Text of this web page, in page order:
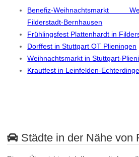
Benefiz-Weihnachtsmarkt
Filderstadt-Bernhausen
Frühlingsfest Plattenhardt in
Dorffest in Stuttgart OT Plieningen
Weihnachtsmarkt in Stuttgart-
Krautfest in Leinfelden-
Städte in der Nähe von